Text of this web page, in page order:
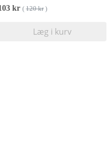
kr ( 120 kr)
Læg i kurv